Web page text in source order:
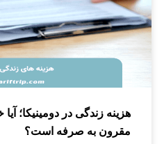
هزینه زندگی در دومینیکا؛
مقرون به صرفه است؟